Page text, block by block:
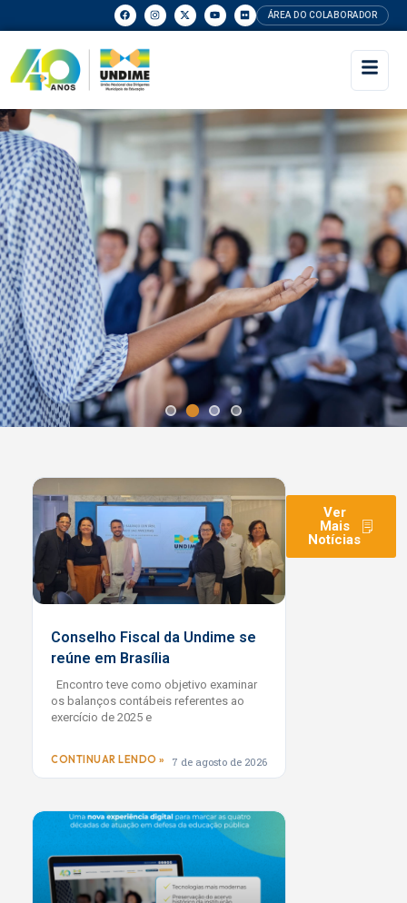
ÁREA DO COLABORADOR
Municípios
A Undime articula, mobiliza e representa os
dirigentes municipais de educação, promovendo
gestão pública de qualidade social em todos os
estados brasileiros.
CONHEÇA A UNDIME
Conselho Fiscal da Undime se
reúne em Brasília
Encontro teve como objetivo examinar
os balanços contábeis referentes ao
exercício de 2025 e
CONTINUAR LENDO » 7 de agosto de 2026
Ver
Mais
Notícias